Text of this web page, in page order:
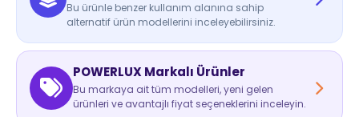
Bu ürünle benzer kullanım alanına sahip
alternatif ürün modellerini inceleyebilirsiniz.
POWERLUX Markalı Ürünler
Bu markaya ait tüm modelleri, yeni gelen
ürünleri ve avantajlı fiyat seçeneklerini inceleyin.